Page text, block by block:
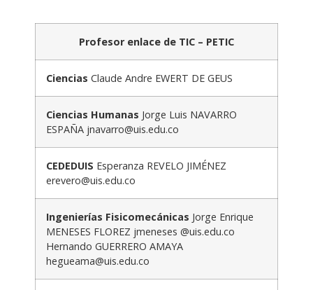
Profesor enlace de TIC – PETIC
Ciencias Claude Andre EWERT DE GEUS
Ciencias Humanas Jorge Luis NAVARRO
ESPAÑA jnavarro@uis.edu.co
CEDEDUIS Esperanza REVELO JIMÉNEZ
erevero@uis.edu.co
Ingenierías Fisicomecánicas Jorge Enrique
MENESES FLOREZ jmeneses @uis.edu.co
Hernando GUERRERO AMAYA
hegueama@uis.edu.co